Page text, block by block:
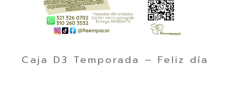
Caja D3 Temporada – Feliz día